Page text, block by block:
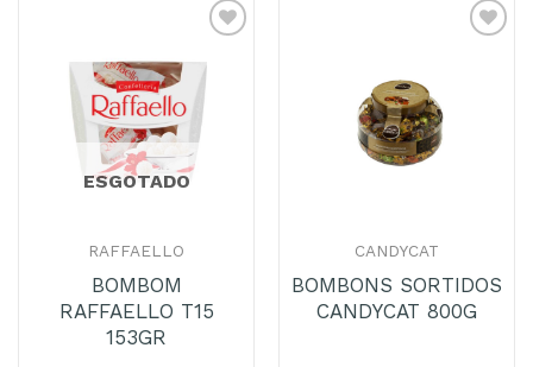
Adicionar
Favoritos
ESGOTADO
RAFFAELLO
BOMBOM
RAFFAELLO T15
153GR
Favoritos
CANDYCAT
BOMBONS SORTIDOS
CANDYCAT 800G